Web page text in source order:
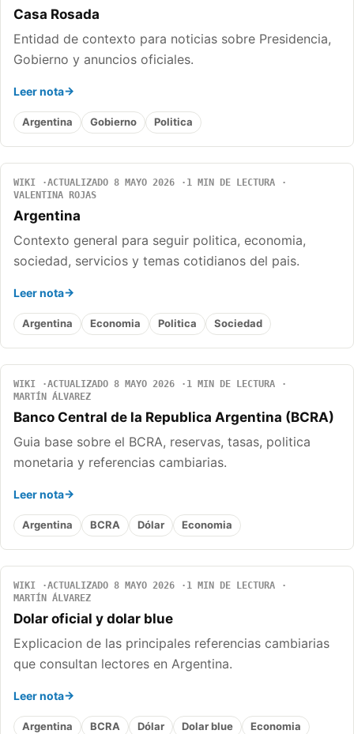
Casa Rosada
Entidad de contexto para noticias sobre Presidencia,
Gobierno y anuncios oficiales.
Leer nota
Argentina Gobierno Politica
WIKI ACTUALIZADO 8 MAYO 2026
1 MIN DE LECTURA
VALENTINA ROJAS
Argentina
Contexto general para seguir politica, economia,
sociedad, servicios y temas cotidianos del pais.
Leer nota
Argentina Economia Politica Sociedad
WIKI ACTUALIZADO 8 MAYO 2026
1 MIN DE LECTURA
MARTÍN ÁLVAREZ
Banco Central de la Republica Argentina (BCRA)
Guia base sobre el BCRA, reservas, tasas, politica
monetaria y referencias cambiarias.
Leer nota
Argentina BCRA Dólar Economia
WIKI ACTUALIZADO 8 MAYO 2026
1 MIN DE LECTURA
MARTÍN ÁLVAREZ
Dolar oficial y dolar blue
Explicacion de las principales referencias cambiarias
que consultan lectores en Argentina.
Leer nota
Argentina BCRA Dólar Dolar blue Economia